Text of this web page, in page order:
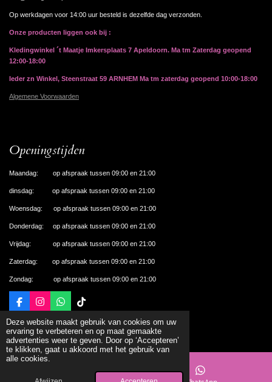
Deze website maakt gebruik van cookies om uw
ervaring te verbeteren en op maat gemaakte
advertenties weer te geven. Door op ‘Accepteren’
te klikken, gaat u akkoord met het gebruik van
alle cookies.
Op werkdagen voor 14:00 uur besteld is dezelfde dag verzonden.
Onze producten liggen ook bij :
Kledingwinkel ´t Maatje Imkersplaats 7 Apeldoorn. Ma tm Zaterdag geopend
12:00-18:00
Ieder zn Winkel, Steenstraat 59 ARNHEM Ma tm zaterdag geopend 10:00-18:00
Algemene Voorwaarden
Openingstijden
Maandag: op afspraak tussen 09:00 en 21:00
dinsdag: op afspraak tussen 09:00 en 21:00
Woensdag: op afspraak tussen 09:00 en 21:00
Donderdag: op afspraak tussen 09:00 en 21:00
Vrijdag: op afspraak tussen 09:00 en 21:00
Zaterdag: op afspraak tussen 09:00 en 21:00
Zondag: op afspraak tussen 09:00 en 21:00
F
c
e
b
o
o
I
s
t
a
g
r
m
W
a
t
s
A
T
k
T
o
k
© 2024 De Nagelhal Apeldoorn
Powered byJouwWeb